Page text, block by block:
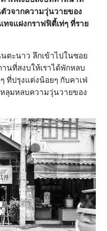
วจากความวุ่นวายของ
ทจแฝงกราฟฟิตี้เท่ๆ ที่ราย
ตะนาว ลึกเข้าไปในซอย
นที่สงบให้เราได้พักหลบ
ที่ปรุงแต่งน้อยๆ กับคาเฟ่
ลุมหลบความวุ่นวายของ